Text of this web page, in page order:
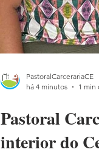
Pastoral
interior do
PastoralCarcerariaCE
há 4 minutos
1 min